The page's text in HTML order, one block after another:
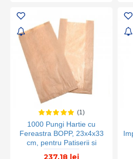
1000 Pungi Hartie cu
Fereastra BOPP, 23x4x33
cm, pentru Patiserii si
Brutarii, Pungi cu Fereastra,
237,18 lei
(1)